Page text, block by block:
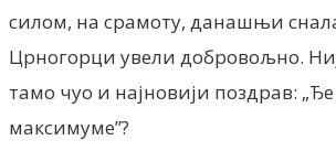
силом, на срамоту, данашњи
Црногорци увели добровољно.
тамо чуо и најновији поздрав:
максимуме”?